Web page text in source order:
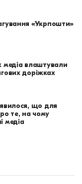
«Укрпошти»
медіа влаштували
доріжках
що для
те, на чому
медіа